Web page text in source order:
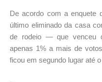
De acordo com a enquete
último eliminado da casa
de rodeio — que venceu
apenas 1% a mais de
ficou em segundo lugar até